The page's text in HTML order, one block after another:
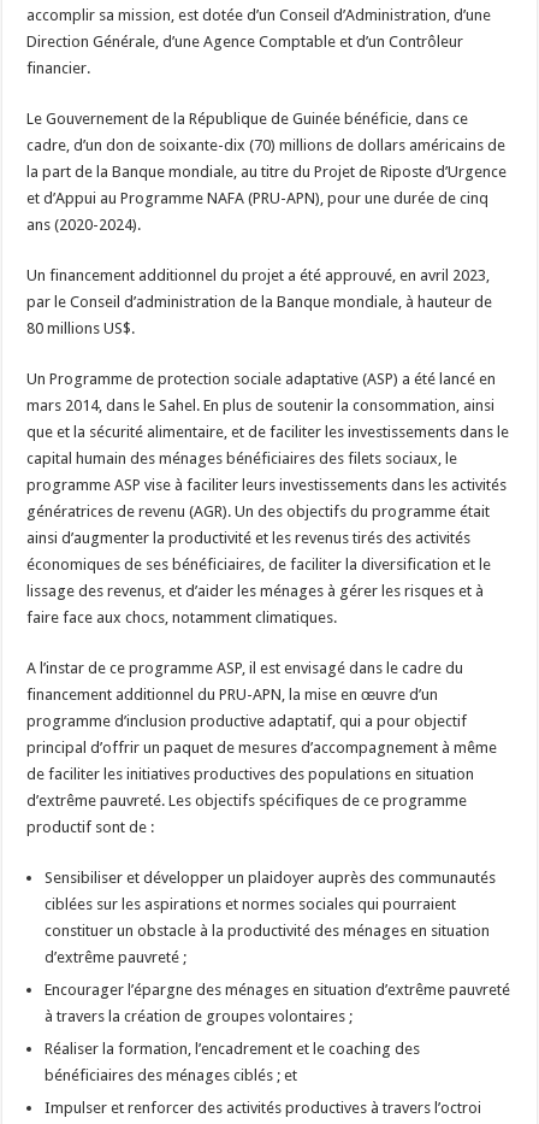
accomplir sa mission, est dotée d’un Conseil d’Administration, d’une
Direction Générale, d’une Agence Comptable et d’un Contrôleur
financier.
Le Gouvernement de la République de Guinée bénéficie, dans ce
cadre, d’un don de soixante-dix (70) millions de dollars américains de
la part de la Banque mondiale, au titre du Projet de Riposte d’Urgence
et d’Appui au Programme NAFA (PRU-APN), pour une durée de cinq
ans (2020-2024).
Un financement additionnel du projet a été approuvé, en avril 2023,
par le Conseil d’administration de la Banque mondiale, à hauteur de
80 millions US$.
Un Programme de protection sociale adaptative (ASP) a été lancé en
mars 2014, dans le Sahel. En plus de soutenir la consommation, ainsi
que et la sécurité alimentaire, et de faciliter les investissements dans le
capital humain des ménages bénéficiaires des filets sociaux, le
programme ASP vise à faciliter leurs investissements dans les activités
génératrices de revenu (AGR). Un des objectifs du programme était
ainsi d’augmenter la productivité et les revenus tirés des activités
économiques de ses bénéficiaires, de faciliter la diversification et le
lissage des revenus, et d’aider les ménages à gérer les risques et à
faire face aux chocs, notamment climatiques.
A l’instar de ce programme ASP, il est envisagé dans le cadre du
financement additionnel du PRU-APN, la mise en œuvre d’un
programme d’inclusion productive adaptatif, qui a pour objectif
principal d’offrir un paquet de mesures d’accompagnement à même
de faciliter les initiatives productives des populations en situation
d’extrême pauvreté. Les objectifs spécifiques de ce programme
productif sont de :
Sensibiliser et développer un plaidoyer auprès des communautés
ciblées sur les aspirations et normes sociales qui pourraient
constituer un obstacle à la productivité des ménages en situation
d’extrême pauvreté ;
Encourager l’épargne des ménages en situation d’extrême pauvreté
à travers la création de groupes volontaires ;
Réaliser la formation, l’encadrement et le coaching des
bénéficiaires des ménages ciblés ; et
Impulser et renforcer des activités productives à travers l’octroi